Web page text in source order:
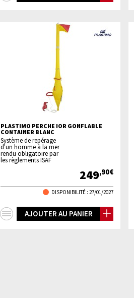
PLASTIMO PERCHE IOR GONFLABLE
CONTAINER BLANC
Système de repérage
d'un homme à la mer
rendu obligatoire par
les règlements ISAF
249,90€
DISPONIBILITÉ : 27/01/2027
AJOUTER AU PANIER